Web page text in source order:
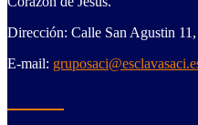
Dirección: Calle San Agustin
E-mail: